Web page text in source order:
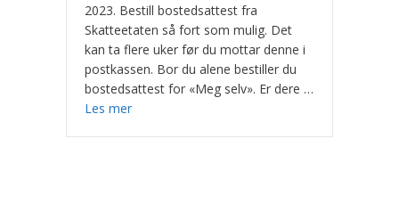
2023. Bestill bostedsattest fra
Skatteetaten så fort som mulig. Det
kan ta flere uker før du mottar denne i
postkassen. Bor du alene bestiller du
bostedsattest for «Meg selv». Er dere …
Les mer